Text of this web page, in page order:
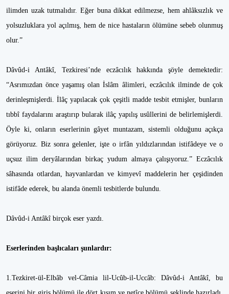
ilimden uzak tutmalıdır. Eğer buna dikkat edilmezse, hem ahlâksızlık ve
yolsuzluklara yol açılmış, hem de nice hastaların ölümüne sebeb olunmuş
olur.”
Dâvûd-i Antâkî, Tezkiresi’nde eczâcılık hakkında şöyle demektedir:
“Asrımızdan önce yaşamış olan İslâm âlimleri, eczâcılık ilminde de çok
derinleşmişlerdi. İlâç yapılacak çok çeşitli madde tesbit etmişler, bunların
tıbbî faydalarını araştırıp bularak ilâç yapılış usûllerini de belirlemişlerdi.
Öyle ki, onların eserlerinin gâyet muntazam, sistemli olduğunu açıkça
görüyoruz. Biz sonra gelenler, işte o irfân yıldızlarından istifâdeye ve o
uçsuz ilim deryâlarından birkaç yudum almaya çalışıyoruz.” Eczâcılık
sâhasında otlardan, hayvanlardan ve kimyevî maddelerin her çeşidinden
istifâde ederek, bu alanda önemli tesbitlerde bulundu.
Dâvûd-i Antâkî birçok eser yazdı.
Eserlerinden başlıcaları şunlardır:
1.Tezkiret-ül-Elbâb vel-Câmia lil-Ucûb-il-Uccâb: Dâvûd-i Antâkî, bu